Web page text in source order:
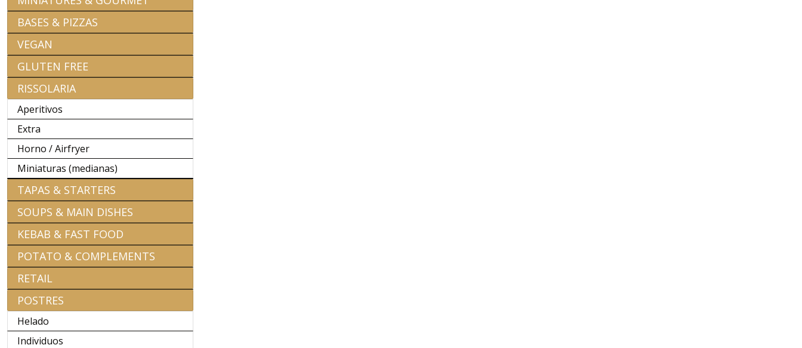
BASES & PIZZAS
VEGAN
GLUTEN FREE
RISSOLARIA
Aperitivos
Extra
Horno / Airfryer
Miniaturas (medianas)
TAPAS & STARTERS
SOUPS & MAIN DISHES
KEBAB & FAST FOOD
POTATO & COMPLEMENTS
RETAIL
POSTRES
Helado
Individuos